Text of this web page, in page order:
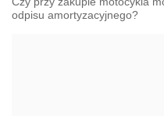
odpisu amortyzacyjnego?